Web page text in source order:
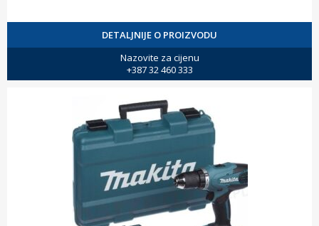
DETALJNIJE O PROIZVODU
Nazovite za cijenu
+387 32 460 333